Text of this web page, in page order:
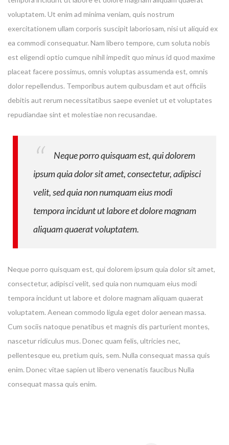
voluptatem. Ut enim ad minima veniam, quis nostrum
exercitationem ullam corporis suscipit laboriosam, nisi ut aliquid ex
ea commodi consequatur. Nam libero tempore, cum soluta nobis
est eligendi optio cumque nihil impedit quo minus id quod maxime
placeat facere possimus, omnis voluptas assumenda est, omnis
dolor repellendus. Temporibus autem quibusdam et aut officiis
debitis aut rerum necessitatibus saepe eveniet ut et voluptates
repudiandae sint et molestiae non recusandae.
Neque porro quisquam est, qui dolorem
ipsum quia dolor sit amet, consectetur, adipisci
velit, sed quia non numquam eius modi
tempora incidunt ut labore et dolore magnam
aliquam quaerat voluptatem.
Neque porro quisquam est, qui dolorem ipsum quia dolor sit amet,
consectetur, adipisci velit, sed quia non numquam eius modi
tempora incidunt ut labore et dolore magnam aliquam quaerat
voluptatem. Aenean commodo ligula eget dolor aenean massa.
Cum sociis natoque penatibus et magnis dis parturient montes,
nascetur ridiculus mus. Donec quam felis, ultricies nec,
pellentesque eu, pretium quis, sem. Nulla consequat massa quis
enim. Donec vitae sapien ut libero venenatis faucibus Nulla
consequat massa quis enim.